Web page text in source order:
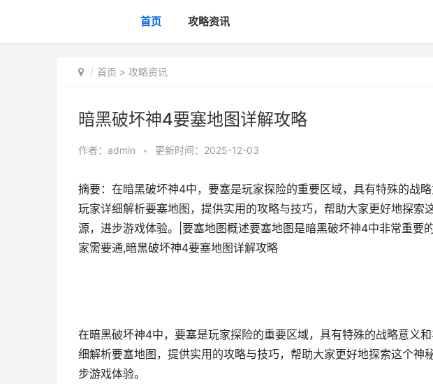
首页 攻略资讯
首页 > 攻略资讯
暗黑破坏神4要塞地图详解攻略
作者： admin • 更新时间：2025-12-03
摘要：在暗黑破坏神4中，要塞是玩家探险的重要区域，具有特殊的战
玩家详细解析要塞地图，提供实用的攻略与技巧，帮助大家更好地探索
源，进步游戏体验。|要塞地图概述要塞地图是暗黑破坏神4中非常重要
家需要通,暗黑破坏神4要塞地图详解攻略
在暗黑破坏神4中，要塞是玩家探险的重要区域，具有特殊的战略意义
细解析要塞地图，提供实用的攻略与技巧，帮助大家更好地探索这个神
步游戏体验。